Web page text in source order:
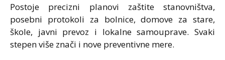
Postoje precizni planovi zaštite stanovništva,
posebni protokoli za bolnice, domove za stare,
škole, javni prevoz i lokalne samouprave. Svaki
stepen više znači i nove preventivne mere.